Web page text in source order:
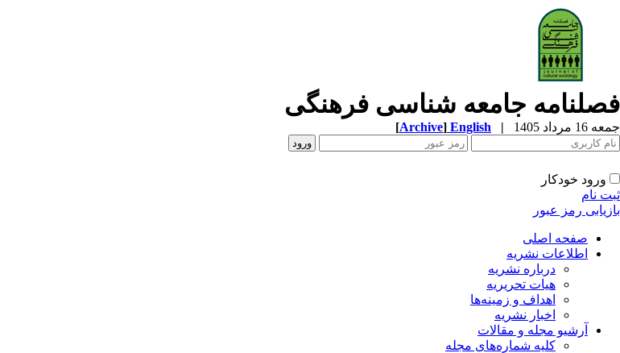
فصلنامه جامعه شناسی فرهنگی
جمعه 16 مرداد 1405 |
English
[Archive]
ورود خودکار
ثبت نام
بازیابی رمز عبور
صفحه اصلی
اطلاعات نشریه
درباره نشریه
هیات تحریریه
اهداف و زمینه‌ها
اخبار نشریه
آرشیو مجله و مقالات
کلیه شماره‌های مجله